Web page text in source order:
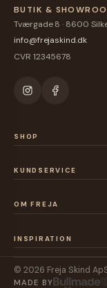
BUTIK &
Tværgade 8 · 8600
info@frejaskind.dk
CVR 12345678
SHOP
KUNDSERVICE
OM FREJA
INSPIRATION
© 2026 Freja Skind
MADE BY